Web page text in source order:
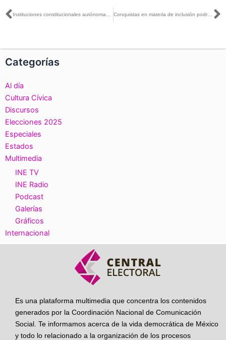
Ant Conquistas en materia de inclusión podrían presentar retrocesos: Lorenzo Córdova
Categorías
Al día
Cultura Cívica
Discursos
Elecciones 2025
Especiales
Estados
Multimedia
INE TV
INE Radio
Podcast
Galerías
Gráficos
Internacional
Es una plataforma multimedia que concentra los contenidos
generados por la Coordinación Nacional de Comunicación
Social. Te informamos acerca de la vida democrática de México
y todo lo relacionado a la organización de los procesos